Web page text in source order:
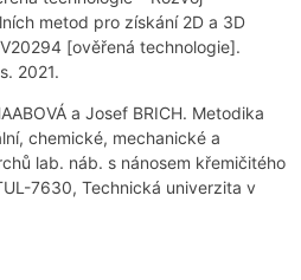
metod pro získání 2D a 3D
[ověřená technologie].
2021.
a Josef BRICH. Metodika
chemické, mechanické a
lab. náb. s nánosem křemičitého
7630, Technická univerzita v